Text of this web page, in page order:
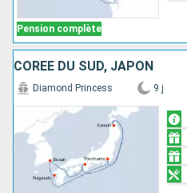
Pension complète
CORÉE DU SUD, JAPON
Diamond Princess 9 j